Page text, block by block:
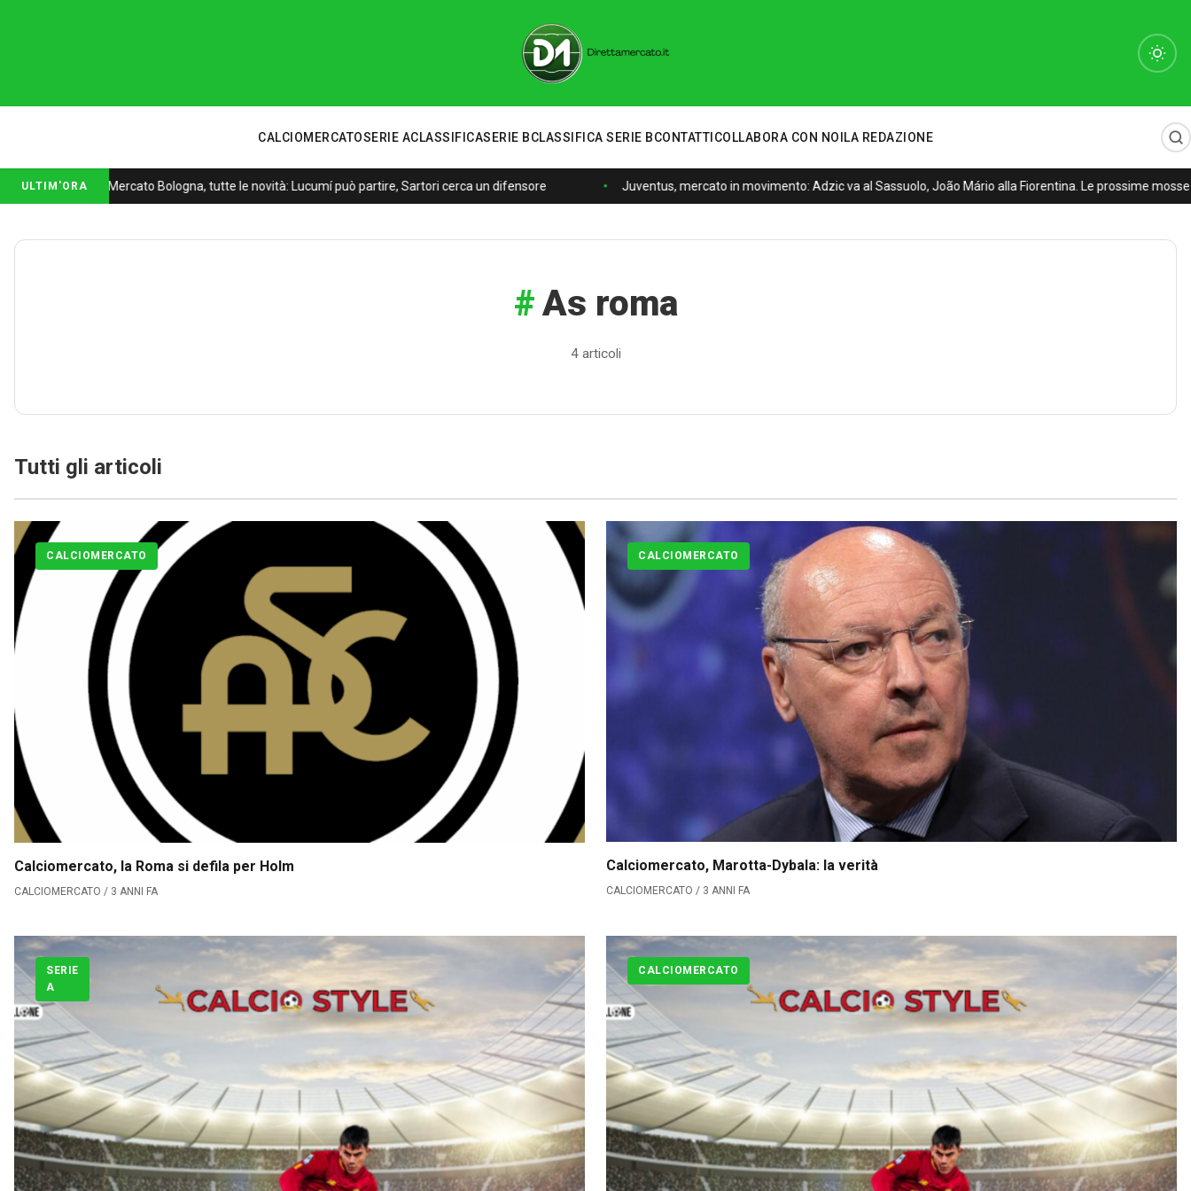
Serie A
Serie B
CLASSIFICA SERIE B
Contatti
La Redazione
CALCIOMERCATOSERIE ACLASSIFICASERIE BCLASSIFICA SERIE BCONTATTI COLLABORA CON NOI LA REDAZIONE
ULTIM'ORA Mercato Bologna, tutte le novità: Lucumí può partire, Sartori cerca un difensore Juventus, mercato in movimento: Adzic va al Sassuolo, João Mário alla Fiorentina. Le prossime mosse
As roma
4 articoli
Tutti gli articoli
CALCIOMERCATO
Calciomercato, la Roma si defila per Holm
CALCIOMERCATO / 3 ANNI FA
CALCIOMERCATO
Calciomercato, Marotta-Dybala: la verità
CALCIOMERCATO / 3 ANNI FA
SERIE
A
CALCIOMERCATO